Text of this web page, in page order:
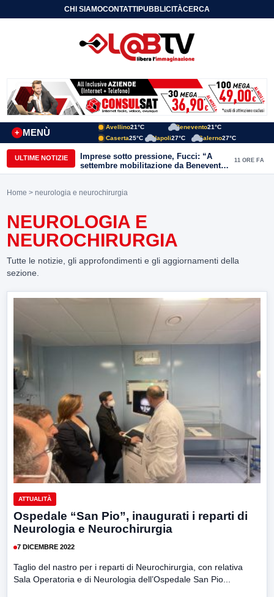
CHI SIAMOCONTATTIPUBBLICITÀCERCA
MENÙ
+
Avellino21°C Benevento21°C
Caserta25°C Napoli27°C Salerno27°C
ULTIME NOTIZIE
Imprese sotto pressione, Fucci: “A
settembre mobilitazione da Benevento
e Avellino”
11 ORE FA
Home > neurologia e neurochirurgia
NEUROLOGIA E
NEUROCHIRURGIA
Tutte le notizie, gli approfondimenti e gli aggiornamenti della
sezione.
ATTUALITÀ
Ospedale “San Pio”, inaugurati i reparti di
Neurologia e Neurochirurgia
7 DICEMBRE 2022
Taglio del nastro per i reparti di Neurochirurgia, con relativa
Sala Operatoria e di Neurologia dell’Ospedale San Pio...